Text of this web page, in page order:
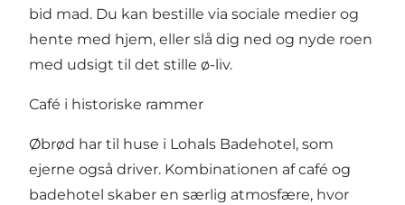
bid mad. Du kan bestille via sociale medier og
hente med hjem, eller slå dig ned og nyde roen
med udsigt til det stille ø-liv.
Café i historiske rammer
Øbrød har til huse i Lohals Badehotel, som
ejerne også driver. Kombinationen af café og
badehotel skaber en særlig atmosfære, hvor